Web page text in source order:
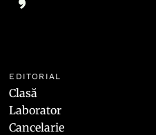
EDITORIAL
Clasă
Laborator
Cancelarie